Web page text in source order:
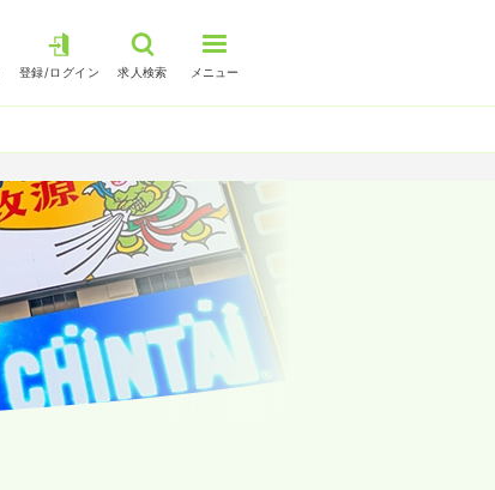
登録/ログイン 求人検索 メニュー